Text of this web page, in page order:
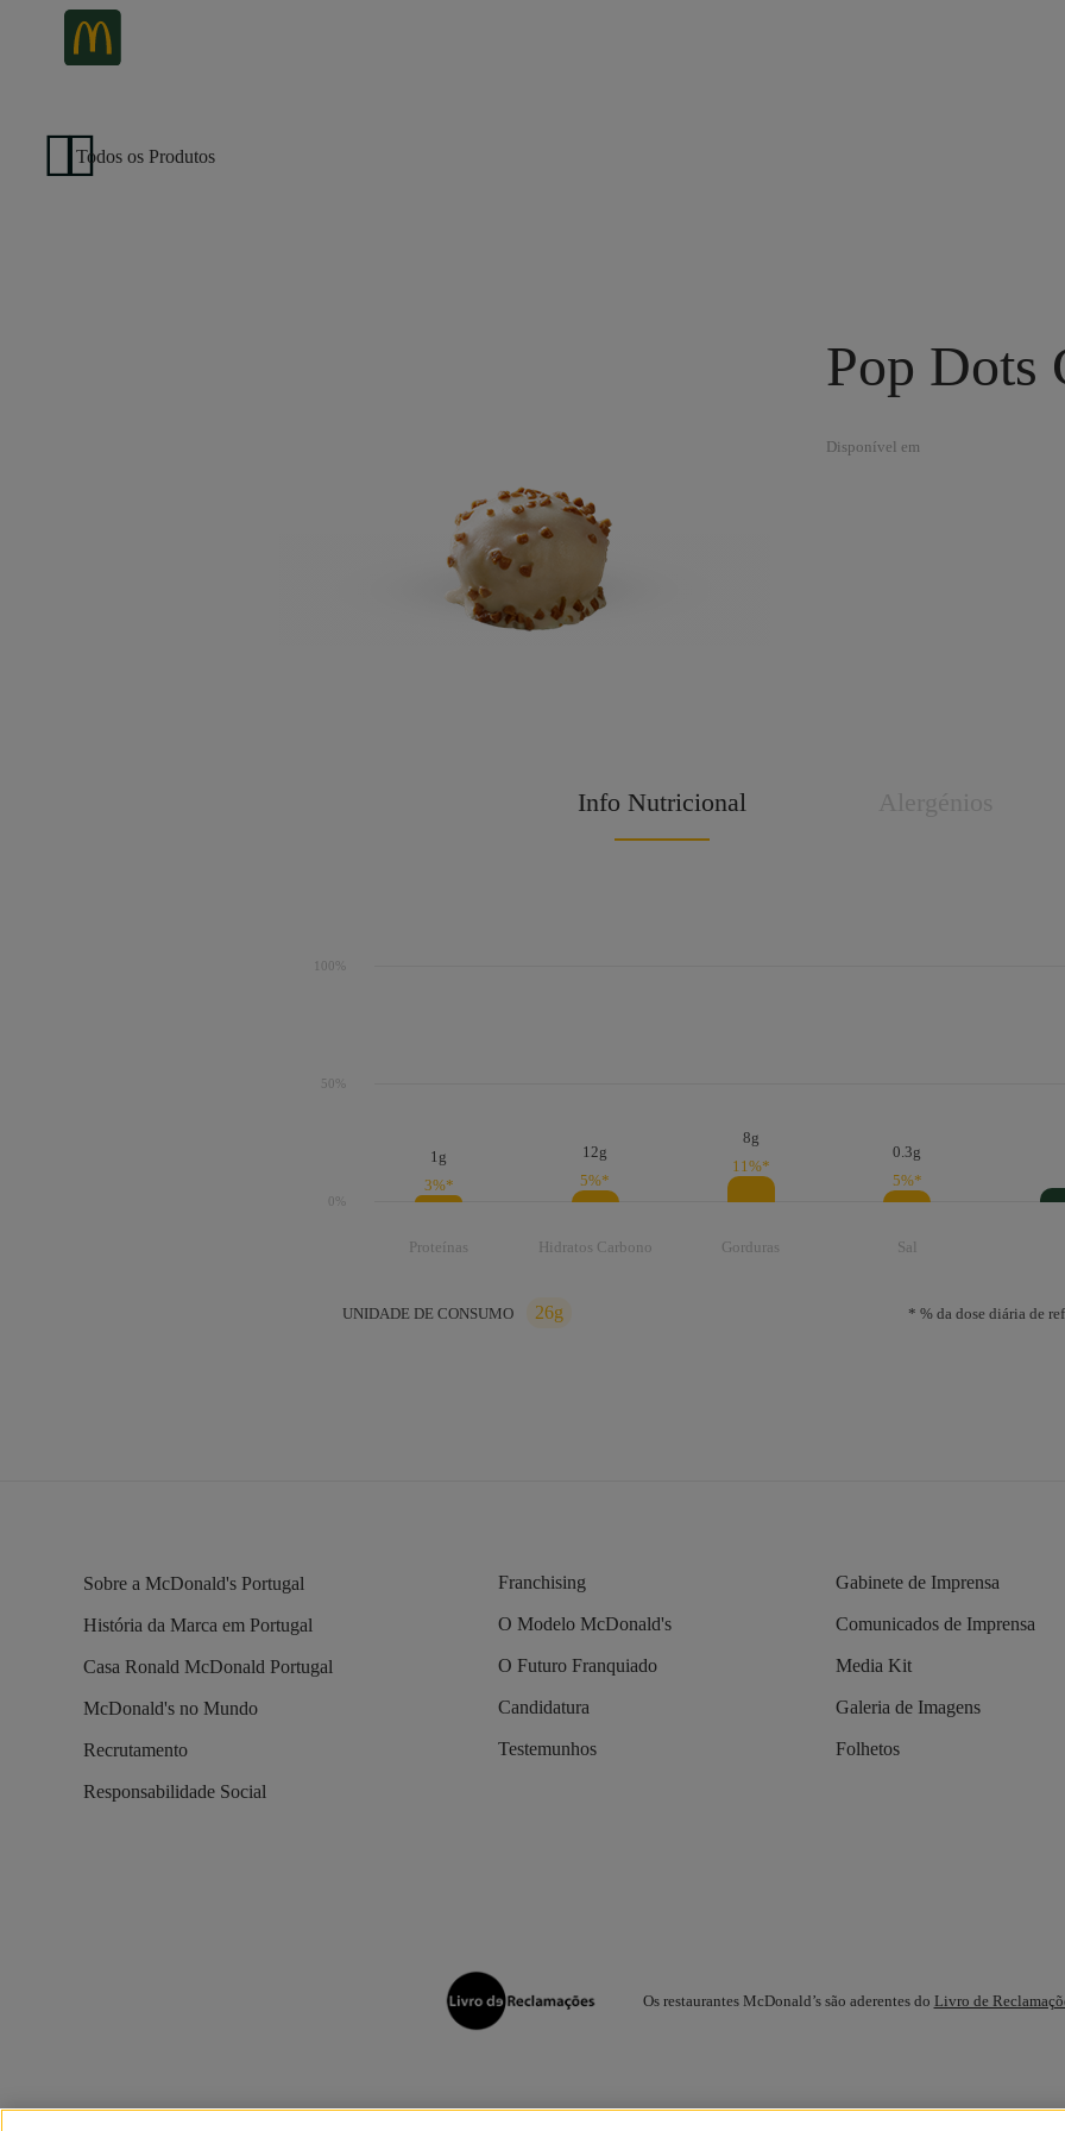
Todos os Produtos
Pop Dots
Disponível em
Info Nutricional
100%
50%
0%
1g
3%*
Proteínas
12g
5%*
Hidratos Carbono
8g
11%*
Gorduras
0.3g
5%*
Sal
UNIDADE DE CONSUMO 26g * % da dose diária de
PODE CONTER ALERGÉNIOS
* E Produtos derivados
Sobre a McDonald's Portugal
História da Marca em Portugal
Casa Ronald McDonald Portugal
McDonald's no Mundo
Recrutamento
Responsabilidade Social
Franchising
O Modelo McDonald's
O Futuro Franquiado
Candidatura
Testemunhos
Gabinete de Imprensa
Comunicados de Imprensa
Media Kit
Galeria de Imagens
Folhetos
Os restaurantes McDonald’s são aderentes do Livro de